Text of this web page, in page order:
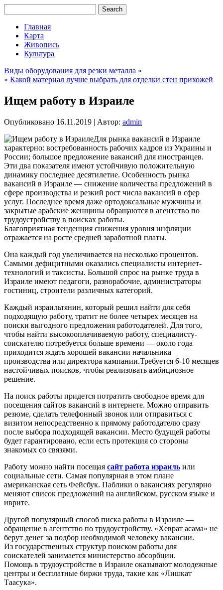
Главная
Карта
Живопись
Культура
Виды оборудования для резки металла »
« Какой материал лучше выбрать для отделки стен прихожей
Ищем работу в Израиле
Опубликовано 16.11.2019 | Автор: admin
Для рынка вакансий в Израиле
характерно: востребованность рабочих кадров из Украины и
России; большое предложение вакансий для иностранцев.
Эти два показателя имеют устойчивую положительную
динамику последнее десятилетие. Особенность рынка
вакансий в Израиле — снижение количества предложений в
сфере производства и резкий рост числа вакансий в сфер
услуг. Последнее время даже ортодоксальные мужчины и
закрытые арабские женщины обращаются в агентство по
трудоустройству в поисках работы.
Благоприятная тенденция снижения уровня инфляции
отражается на росте средней заработной платы.
Она каждый год увеличивается на несколько процентов.
Самыми дефицитными оказались специалисты интернет-
технологий и таксисты. Большой спрос на рынке труда в
Израиле имеют педагоги, разнорабочие, администраторы
гостиниц, строители различных категорий.
Каждый израильтянин, который решил найти для себя
подходящую работу, тратит не более четырех месяцев на
поиски выгодного предложения работодателей. Для того,
чтобы найти высокооплачиваемую работу, специалисту-
соискателю потребуется больше времени — около года
приходится ждать хорошей вакансии начальника
производства или директора кампании.Требуется 6-10 месяцев
настойчивых поисков, чтобы реализовать амбициозное
решение.
На поиск работы придется потратить свободное время для
посещения сайтов вакансий в интернете. Можно отправить
резюме, сделать телефонный звонок или отправиться с
визитом непосредственно к прямому работодателю сразу
после выбора подходящей вакансии. Место будущей работы
будет гарантировано, если есть протекция со стороны
знакомых со связями.
Работу можно найти посещая сайт работа израиль или
социальные сети. Самая популярная в этом плане
американская сеть Фейсбук. Паблики о вакансиях регулярно
меняют список предложений на английском, русском языке и
иврите.
Другой популярный способ писка работы в Израиле —
обращение в агентство по трудоустройству. «Хеврат асама» не
берут денег за подбор необходимой человеку вакансии.
Из государственных структур поиском работы для
соискателей занимается министерство абсорбции.
Помощь в трудоустройстве в Израиле оказывают молодежные
центры и бесплатные биржи труда, такие как «Лишкат
Таасука».